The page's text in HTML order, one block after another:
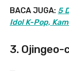
BACA JUGA: 5
Idol K-Pop,
3. Ojingeo-